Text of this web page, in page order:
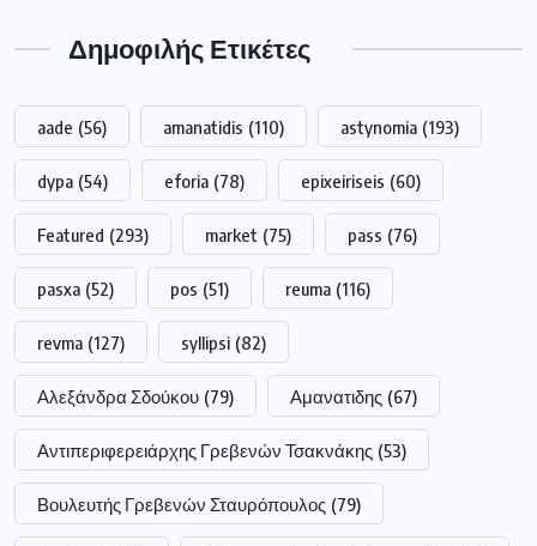
Δημοφιλής Ετικέτες
aade (56) amanatidis (110) astynomia (193)
dypa (54) eforia (78) epixeiriseis (60)
Featured (293) market (75) pass (76)
pasxa (52) pos (51) reuma (116)
revma (127) syllipsi (82)
Αλεξάνδρα Σδούκου (79) Αμανατιδης (67)
Αντιπεριφερειάρχης Γρεβενών Τσακνάκης (53)
Βουλευτής Γρεβενών Σταυρόπουλος (79)